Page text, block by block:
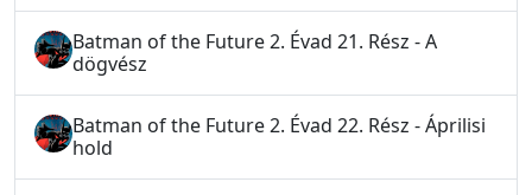
Batman of the Future 2. Évad 21. Rész - A
dögvész
Batman of the Future 2. Évad 22. Rész - Áprilisi
hold